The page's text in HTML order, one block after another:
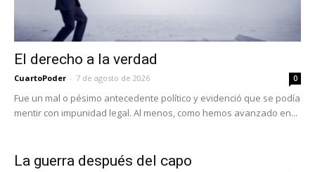
El derecho a la verdad
CuartoPoder - 7 de agosto de 2026 0
Fue un mal o pésimo antecedente político y evidenció que se podía
mentir con impunidad legal. Al menos, como hemos avanzado en...
La guerra después del capo